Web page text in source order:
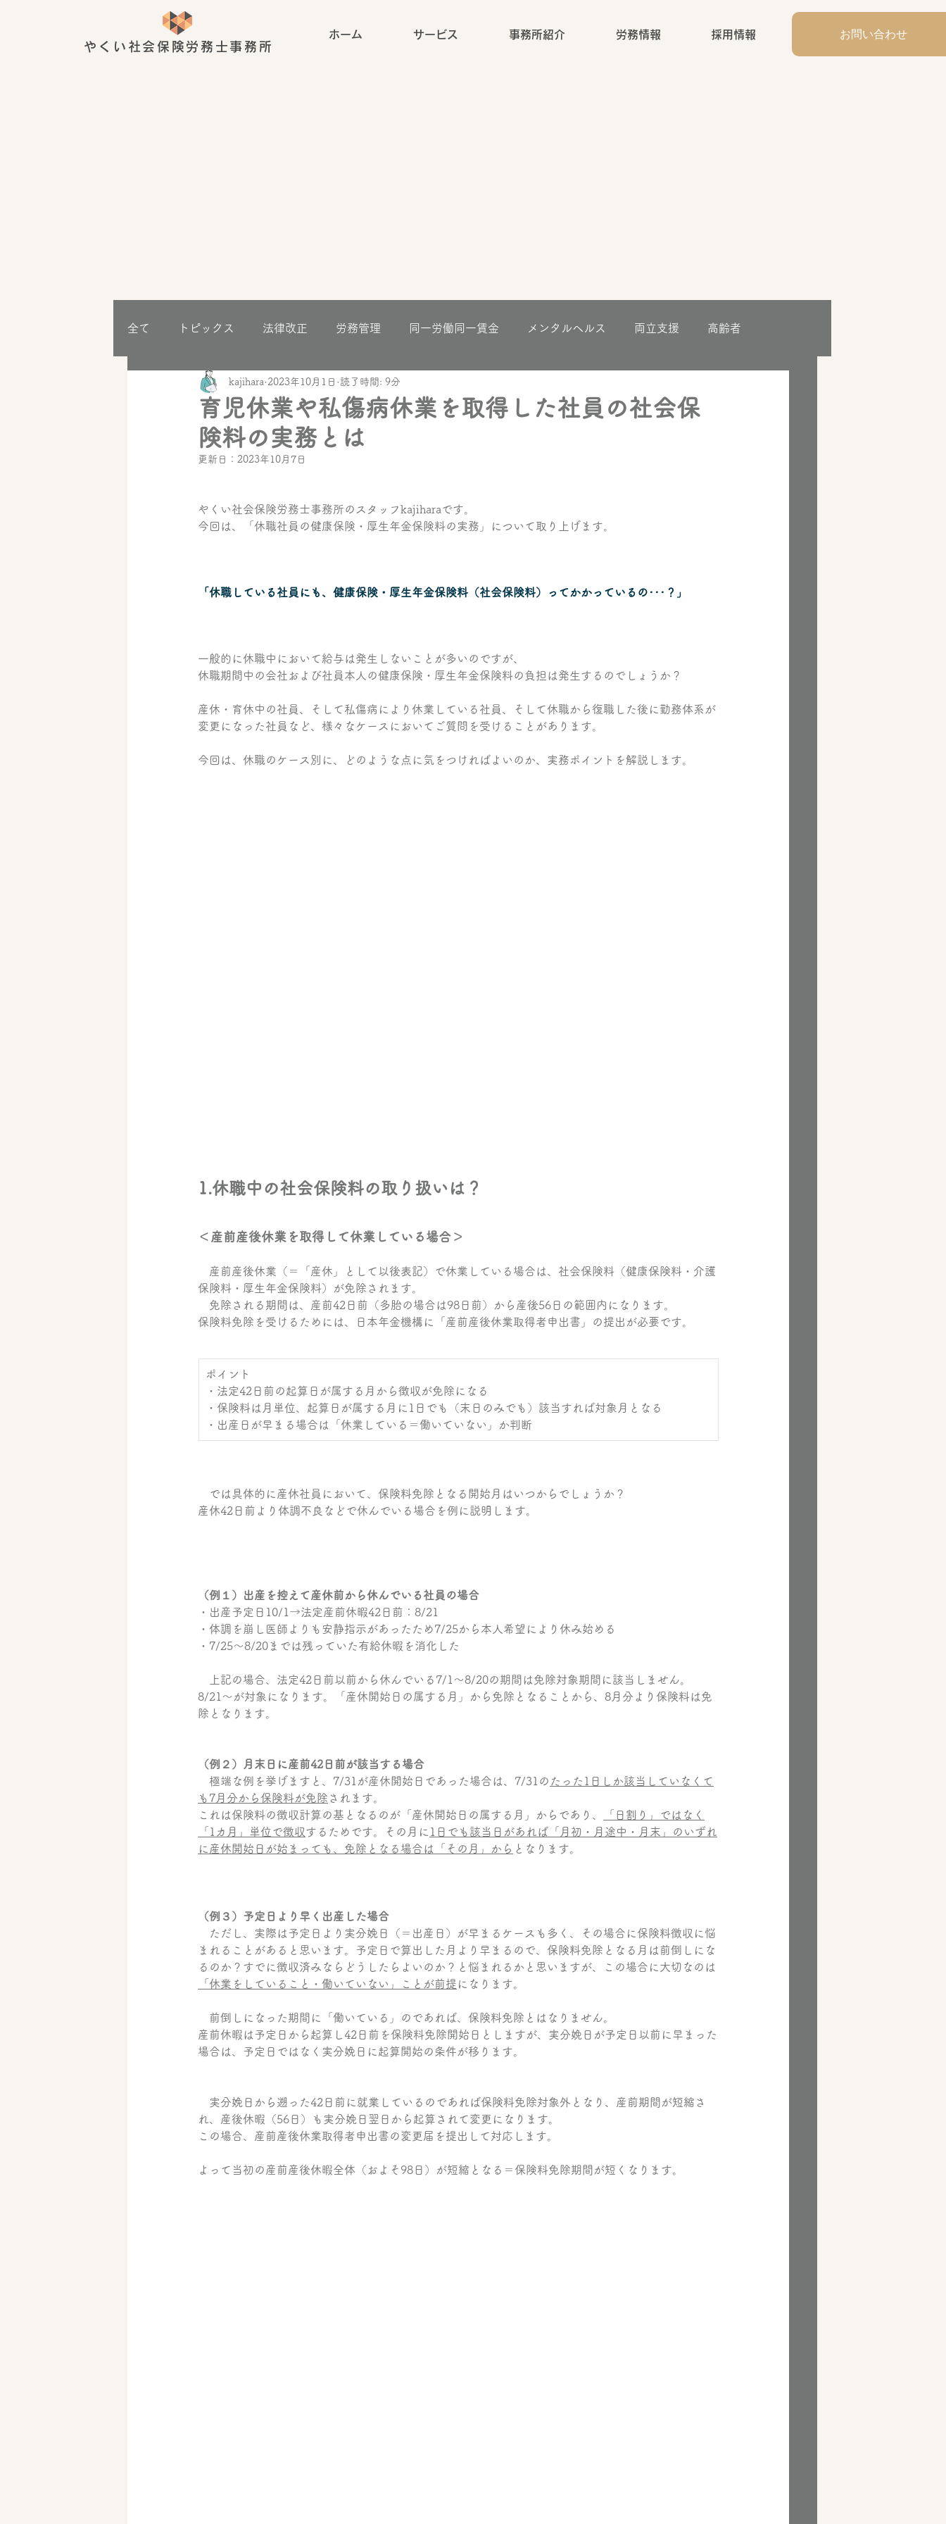
やくい社会保険労務士事務所
ホーム サービス 事務所紹介 労務情報 採用情報 お問い合わせ
全て トピックス 法律改正 労務管理 同一労働同一賃金 メンタルヘルス 両立支援 高齢者
事業構築
育児休業や私傷病休業を取得した社員の社会保
険料の実務とは
kajihara 2023年10月1日 読了時間: 9分
更新日： 2023年10月7日
やくい社会保険労務士事務所のスタッフkajiharaです。
今回は、「休職社員の健康保険・厚生年金保険料の実務」について取り上げます。
「休職している社員にも、健康保険・厚生年金保険料（社会保険料）ってかかっているの･･･？」
一般的に休職中において給与は発生しないことが多いのですが、
休職期間中の会社および社員本人の健康保険・厚生年金保険料の負担は発生するのでしょうか？
産休・育休中の社員、そして私傷病により休業している社員、そして休職から復職した後に勤務体系が
変更になった社員など、様々なケースにおいてご質問を受けることがあります。
今回は、休職のケース別に、どのような点に気をつければよいのか、実務ポイントを解説します。
1.休職中の社会保険料の取り扱いは？
＜産前産後休業を取得して休業している場合＞
産前産後休業（＝「産休」として以後表記）で休業している場合は、社会保険料（健康保険料・介護
保険料・厚生年金保険料）が免除されます。
免除される期間は、産前42日前（多胎の場合は98日前）から産後56日の範囲内になります。
保険料免除を受けるためには、日本年金機構に「産前産後休業取得者申出書」の提出が必要です。
​ポイント
・法定42日前の起算日が属する月から徴収が免除になる
・保険料は月単位、起算日が属する月に1日でも（末日のみでも）該当すれば対象月となる
・出産日が早まる場合は「休業している＝働いていない」か判断
では具体的に産休社員において、保険料免除となる開始月はいつからでしょうか？
産休42日前より体調不良などで休んでいる場合を例に説明します。
（例１）出産を控えて産休前から休んでいる社員の場合
・出産予定日10/1→法定産前休暇42日前：8/21
・体調を崩し医師よりも安静指示があったため7/25から本人希望により休み始める
・7/25～8/20までは残っていた有給休暇を消化した
上記の場合、法定42日前以前から休んでいる7/1～8/20の期間は免除対象期間に該当しません。
8/21～が対象になります。「産休開始日の属する月」から免除となることから、8月分より保険料は免
除となります。
（例２）月末日に産前42日前が該当する場合
極端な例を挙げますと、7/31が産休開始日であった場合は、7/31の たった1日しか該当していなくて
も7月分から保険料が免除 されます。
これは保険料の徴収計算の基となるのが「産休開始日の属する月」からであり、
「日割り」ではなく
「1カ月」単位で徴収するためです。その月に 1日でも該当日があれば「月初・月途中・月末」のいずれ
に産休開始日が始まっても、免除となる場合は「その月」から となります。
（例３）予定日より早く出産した場合
ただし、実際は予定日より実分娩日（＝出産日）が早まるケースも多く、その場合に保険料徴収に悩
まれることがあると思います。予定日で算出した月より早まるので、保険料免除となる月は前倒しにな
るのか？すでに徴収済みならどうしたらよいのか？と悩まれるかと思いますが、この場合に大切なのは
「休業をしていること・働いていない」ことが前提 になります。
前倒しになった期間に「働いている」のであれば、保険料免除とはなりません。
産前休暇は予定日から起算し42日前を保険料免除開始日としますが、実分娩日が予定日以前に早まった
場合は、予定日ではなく実分娩日に起算開始の条件が移ります。
実分娩日から遡った42日前に就業しているのであれば保険料免除対象外となり、産前期間が短縮さ
れ、産後休暇（56日）も実分娩日翌日から起算されて変更になります。
この場合、産前産後休業取得者申出書の変更届を提出して対応します。
よって当初の産前産後休暇全体（およそ98日）が短縮となる＝保険料免除期間が短くなります。